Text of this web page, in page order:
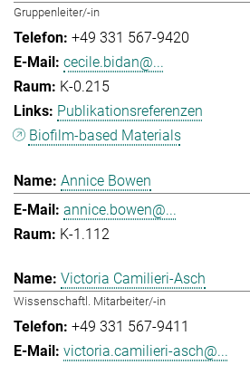
Gruppenleiter/-in
+49 331 567-9420
cecile.bidan@...
K-0.215
Publikationsreferenzen
Biofilm-based Materials
Annice Bowen
annice.bowen@...
K-1.112
Victoria Camilieri-Asch
Wissenschaftl. Mitarbeiter/-in
+49 331 567-9411
victoria.camilieri-asch@...